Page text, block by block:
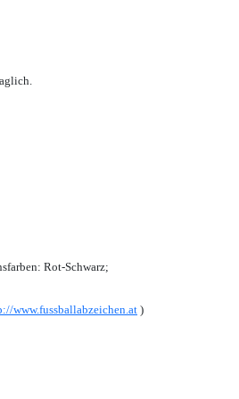
Rot-Schwarz;
www.fussballabzeichen.at )